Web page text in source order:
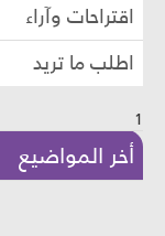
اقتراحات وآراء
اطلب ما تريد
1
أخر المواضيع